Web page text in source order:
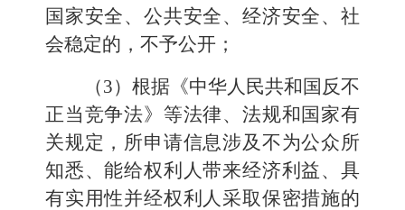
国家安全、公共安全、经济安全、社
会稳定的，不予公开；
（3）根据《中华人民共和国反不
正当竞争法》等法律、法规和国家有
关规定，所申请信息涉及不为公众所
知悉、能给权利人带来经济利益、具
有实用性并经权利人采取保密措施的